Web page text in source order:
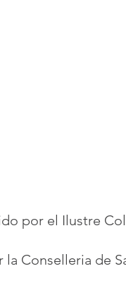
por el Ilustre
Conselleria de